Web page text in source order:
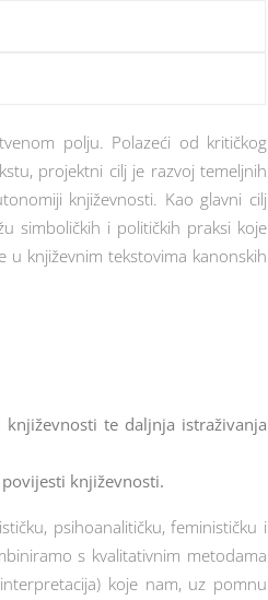
polju. Polazeći od kritičkog
projektni cilj je razvoj temeljnih
književnosti. Kao glavni cilj
simboličkih i političkih praksi koje
u književnim tekstovima kanonskih
te daljnja istraživanja
književnosti.
psihoanalitičku, feminističku i
s kvalitativnim metodama
koje nam, uz pomnu